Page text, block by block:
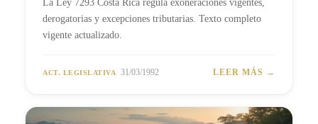
La Ley 7293 Costa Rica regula exoneraciones vigentes,
derogatorias y excepciones tributarias. Texto completo
vigente actualizado.
ACT. LEGISLATIVA 31/03/1992 LEER MÁS →